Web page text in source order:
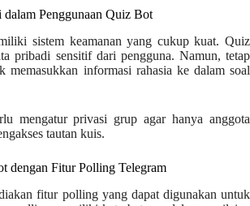
dalam Penggunaan Quiz Bot
sistem keamanan yang cukup kuat. Quiz
pribadi sensitif dari pengguna. Namun, tetap
memasukkan informasi rahasia ke dalam soal
mengatur privasi grup agar hanya anggota
tautan kuis.
dengan Fitur Polling Telegram
fitur polling yang dapat digunakan untuk